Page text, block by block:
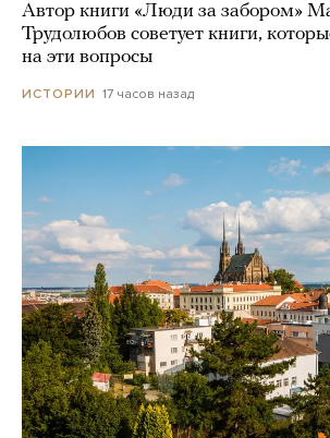
Автор книги «Люди за забором»
Трудолюбов советует книги,
на эти вопросы
ИСТОРИИ 17 часов назад